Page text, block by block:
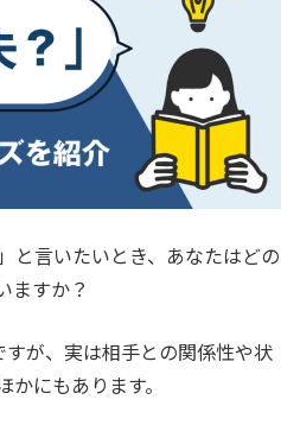
と言いたいとき、あなたはどの
ますか？
すが、実は相手との関係性や状
にもあります。